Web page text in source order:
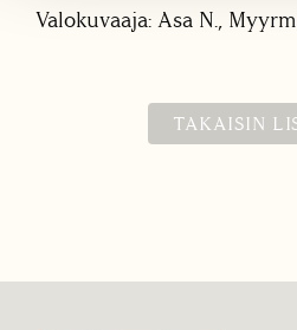
Valokuvaaja: Asa N.,
TAKAISIN